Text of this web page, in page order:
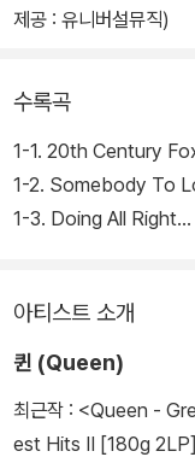
제공 : 유니버설뮤직)
수록곡
1-1. 20th Century
1-2. Somebody To
1-3. Doing All
아티스트 소개
퀸 (Queen)
최근작 : <Queen -
est Hits II [180g